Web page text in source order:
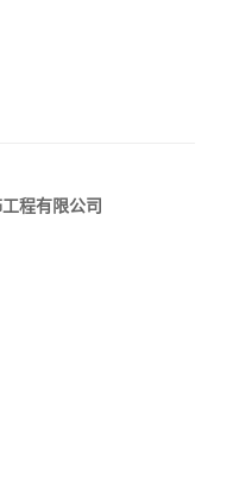
程有限公司